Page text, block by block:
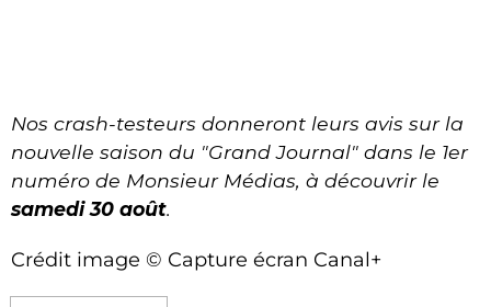
Nos crash-testeurs donneront leurs avis sur la
nouvelle saison du "Grand Journal" dans le 1er
numéro de Monsieur Médias, à découvrir le
samedi 30 août.
Crédit image © Capture écran Canal+